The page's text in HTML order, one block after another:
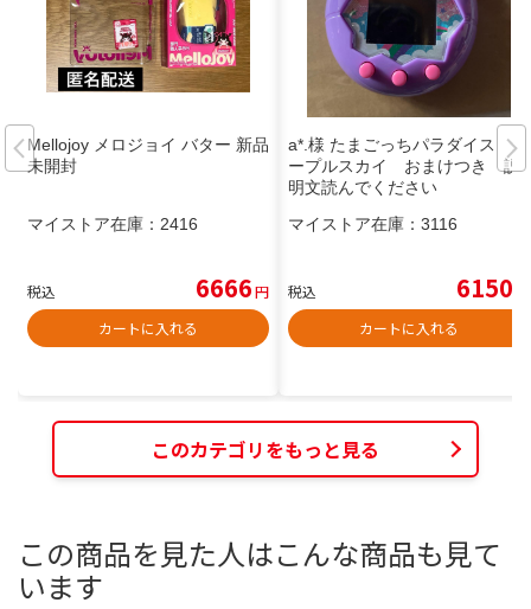
Mellojoy メロジョイ バター 新品
未開封
マイストア在庫： 2416
税込 6666円
カートに入れる
a*.様 たまごっちパラダイス パ
ープルスカイ おまけつき 説
明文読んでください
マイストア在庫： 3116
税込 6150
カートに入れる
このカテゴリをもっと見る
この商品を見た人はこんな商品も見て
います